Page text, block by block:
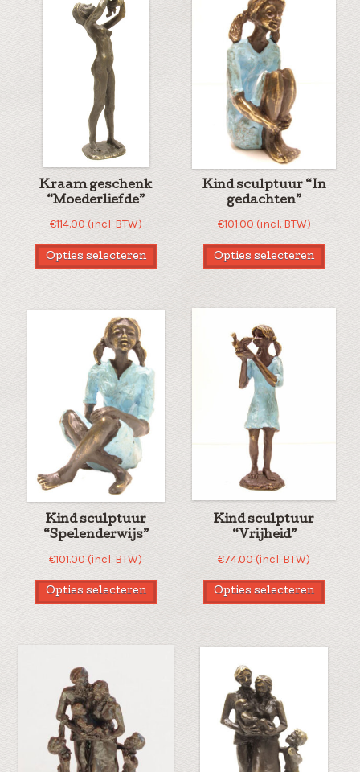
Kraam geschenk
“Moederliefde”
€114.00 (incl. BTW)
Opties selecteren
Kind sculptuur “In
gedachten”
€101.00 (incl. BTW)
Opties selecteren
Kind sculptuur
“Spelenderwijs”
€101.00 (incl. BTW)
Opties selecteren
Kind sculptuur
“Vrijheid”
€74.00 (incl. BTW)
Opties selecteren